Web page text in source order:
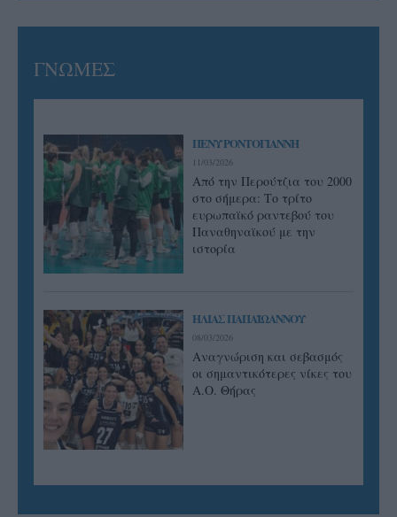
ΓΝΩΜΕΣ
ΠΕΝΥ ΡΟΝΤΟΓΙΑΝΝΗ
11/03/2026
Από την Περούτζια του 2000
στο σήμερα: Tο τρίτο
ευρωπαϊκό ραντεβού του
Παναθηναϊκού με την
ιστορία
ΗΛΙΑΣ ΠΑΠΑΪΩΑΝΝΟΥ
08/03/2026
Αναγνώριση και σεβασμός
οι σημαντικότερες νίκες του
Α.Ο. Θήρας